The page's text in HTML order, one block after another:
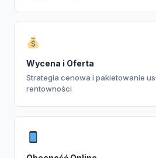
Wycena i Oferta
Strategia cenowa i pakietowanie
rentowności